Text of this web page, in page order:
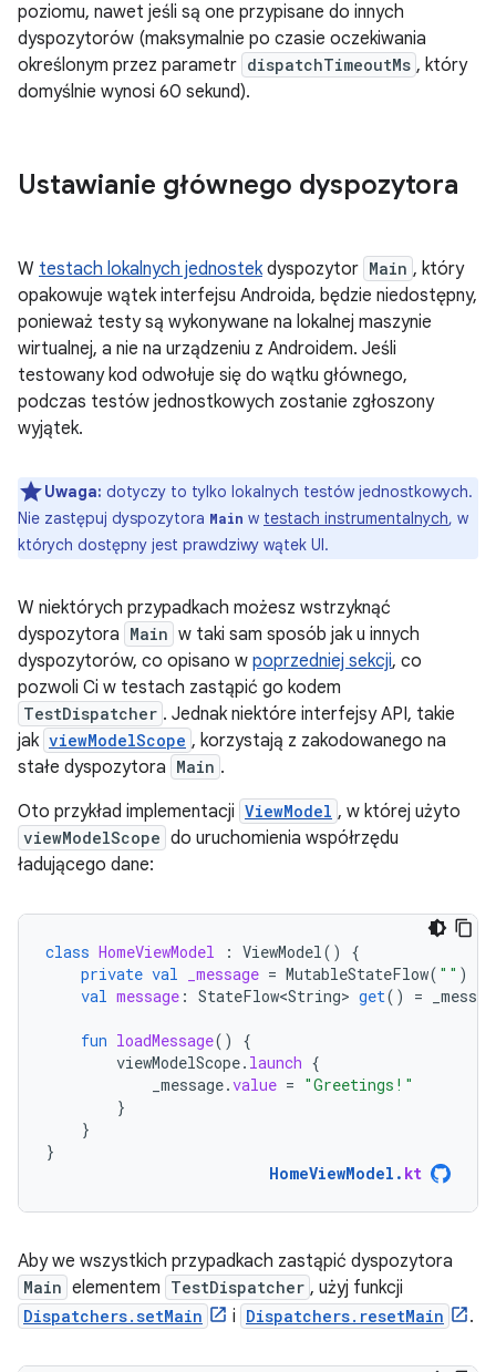
poziomu, nawet jeśli są one przypisane do innych
dyspozytorów (maksymalnie po czasie oczekiwania
określonym przez parametr dispatchTimeoutMs , który
domyślnie wynosi 60 sekund).
Ustawianie głównego dyspozytora
W testach lokalnych jednostekdyspozytor Main , który
opakowuje wątek interfejsu Androida, będzie niedostępny,
ponieważ testy są wykonywane na lokalnej maszynie
wirtualnej, a nie na urządzeniu z Androidem. Jeśli
testowany kod odwołuje się do wątku głównego,
podczas testów jednostkowych zostanie zgłoszony
wyjątek.
Uwaga: dotyczy to tylko lokalnych testów jednostkowych.
Nie zastępuj dyspozytora Main w testach instrumentalnych, w
których dostępny jest prawdziwy wątek UI.
W niektórych przypadkach możesz wstrzyknąć
dyspozytora Main w taki sam sposób jak u innych
dyspozytorów, co opisano w poprzedniej sekcji, co
pozwoli Ci w testach zastąpić go kodem
TestDispatcher . Jednak niektóre interfejsy API, takie
jak viewModelScope , korzystają z zakodowanego na
stałe dyspozytora Main .
Oto przykład implementacji ViewModel , w której użyto
viewModelScope do uruchomienia współrzędu
ładującego dane:
class HomeViewModel : ViewModel()
{
private val _message = MutableStateFlow( "" )
val message : StateFlow<String> get() =
fun loadMessage()
{
viewModelScope. launch {
_message.value = "Greetings!"
}
}
}
HomeViewModel . kt
Aby we wszystkich przypadkach zastąpić dyspozytora
Main elementem TestDispatcher , użyj funkcji
Dispatchers.setMain i Dispatchers.resetMain .